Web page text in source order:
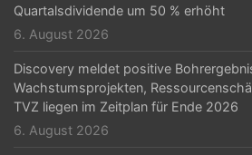
Quartalsdividende um 50 % erhöht
6. August 2026
Discovery meldet positive
Wachstumsprojekten,
TVZ liegen im Zeitplan für Ende 2026
6. August 2026